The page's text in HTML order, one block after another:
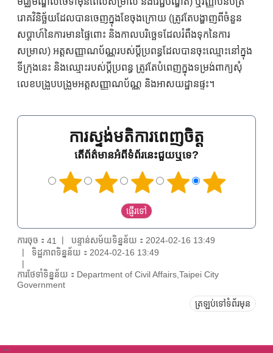
រោគវិនិច្ឆ័យដែលបានចេញក្នុងខែចុងក្រោយ (ត្រូវតែបង្ហាញពីចំនួន
សប្តាហ៍នៃការមានផ្ទៃពោះ និងកាលបរិច្ឆេទដែលរំពឹងទុកនៃការ
សម្រាល) អត្តសញ្ញាណប័ណ្ណរបស់ប្តីប្រពន្ធដែលបានចុះឈ្មោះនៅក្នុង
ទីក្រុងនេះ និងឈ្មោះរបស់ប្តីប្រពន្ធ ត្រូវតែបំពេញក្នុងទម្រង់ពាក្យសុំ
លេខបង្រួបបង្រួមអត្តសញ្ញាណប័ណ្ណ និងអាសយដ្ឋានផ្ទះ។
ការស្ទង់មតិការពេញចិត្ត
តើព័ត៌មានអំពីទំព័រនេះជួយឬទេ?
ការចុច： 41
បន្ទាន់សម័យទិន្នន័យ：2024-02-16 13:49
ទិដ្ឋភាពទិន្នន័យ：2024-02-16 13:49
ការថែទាំទិន្នន័យ：Department of Civil Affairs,Taipei City
Government
ត្រឡប់ទៅទំព័រមុន